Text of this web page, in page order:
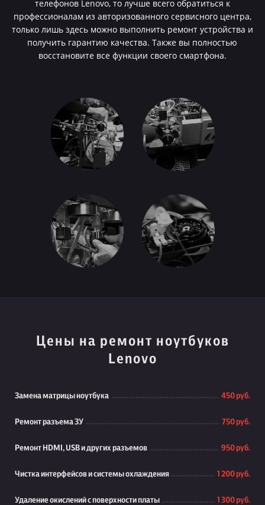
телефонов Lenovo, то лучше всего обратиться к
профессионалам из авторизованного сервисного центра,
только лишь здесь можно выполнить ремонт устройства и
получить гарантию качества. Также вы полностью
восстановите все функции своего смартфона.
Цены на ремонт ноутбуков
Lenovo
Замена матрицы ноутбука 450 руб.
Ремонт разъема ЗУ 750 руб.
Ремонт HDMI, USB и других разъемов 950 руб.
Чистка интерфейсов и системы охлаждения 1 200 руб.
Удаление окислений с поверхности платы 1 300 руб.